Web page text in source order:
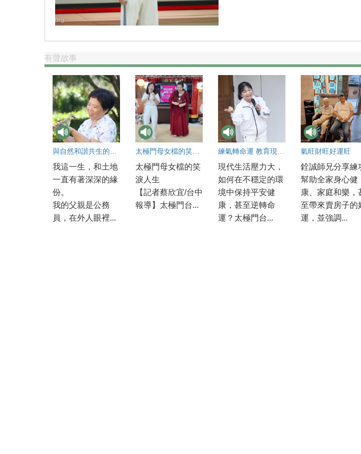
有聲故事
我這一生，和土地
一直有著深深的緣
份。
我的父親是公務
員，在外人眼裡...
太極門母女檔的笑
淚人生
【記者蔡欣宜/台中
報導】太極門台...
現代生活壓力大，
如何在不穩定的環
境中保持平安健
康，甚至逆轉命
運？太極門台...
氣旺財旺好運旺
銓誠師兄分享練
幫助全家身心健
康、家庭和樂，
至帶來賣房子的
運，並強調...